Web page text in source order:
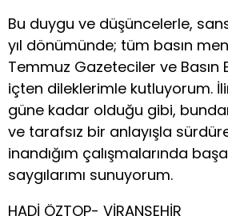
Bu duygu ve düşüncelerle,
yıl dönümünde; tüm basın
Temmuz Gazeteciler ve Basın
içten dileklerimle kutluyorum.
güne kadar olduğu gibi,
ve tarafsız bir anlayışla
inandığım çalışmalarında
saygılarımı sunuyorum.
HADİ ÖZTOP- VİRANŞEHİR